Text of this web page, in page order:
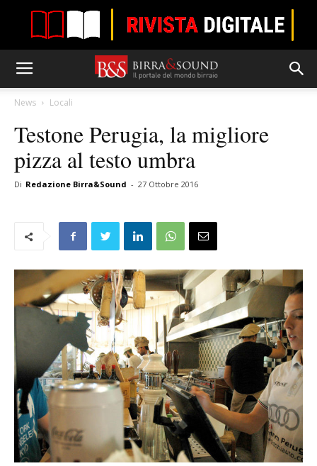
News Locali
Testone Perugia, la migliore
pizza al testo umbra
Di Redazione Birra&Sound - 27 Ottobre 2016